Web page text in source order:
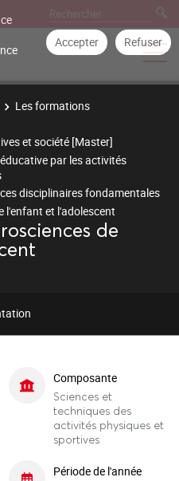
Accepter Refuser
Les formations
et société [Master]
par les activités
disciplinaires fondamentales
l'enfant et l'adolescent
de
Composante
Sciences et
techniques des
activités physiques et
sportives
Période de l'année